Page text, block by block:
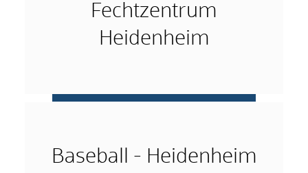
Fechtzentrum
Heidenheim
Baseball - Heidenheim